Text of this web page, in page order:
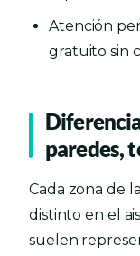
Atención
gratuito sin
paredes,
Cada zona de
distinto en el
suelen